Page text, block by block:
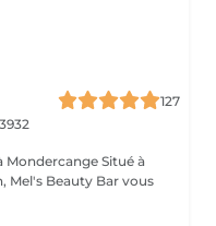
127
Mel's Beauty Bar vous